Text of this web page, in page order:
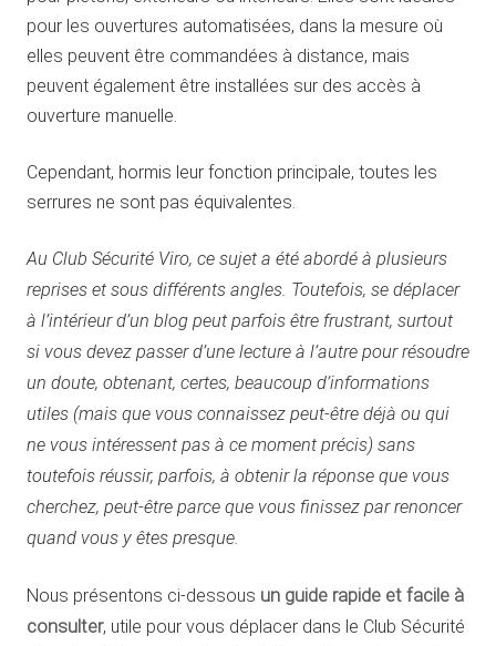
pour les ouvertures automatisées, dans la mesure où
elles peuvent être commandées à distance, mais
peuvent également être installées sur des accès à
ouverture manuelle.
Cependant, hormis leur fonction principale, toutes les
serrures ne sont pas équivalentes.
Au Club Sécurité Viro, ce sujet a été abordé à plusieurs
reprises et sous différents angles. Toutefois, se déplacer
à l’intérieur d’un blog peut parfois être frustrant, surtout
si vous devez passer d’une lecture à l’autre pour résoudre
un doute, obtenant, certes, beaucoup d’informations
utiles (mais que vous connaissez peut-être déjà ou qui
ne vous intéressent pas à ce moment précis) sans
toutefois réussir, parfois, à obtenir la réponse que vous
cherchez, peut-être parce que vous finissez par renoncer
quand vous y êtes presque.
Nous présentons ci-dessous un guide rapide et facile à
consulter, utile pour vous déplacer dans le Club Sécurité